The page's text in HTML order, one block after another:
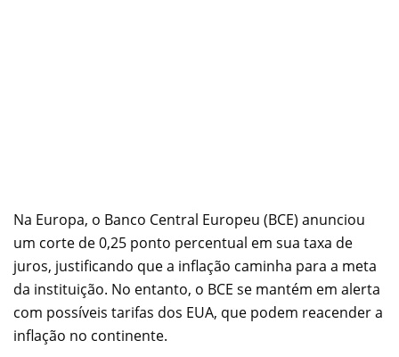
Na Europa, o Banco Central Europeu (BCE) anunciou
um corte de 0,25 ponto percentual em sua taxa de
juros, justificando que a inflação caminha para a meta
da instituição. No entanto, o BCE se mantém em alerta
com possíveis tarifas dos EUA, que podem reacender a
inflação no continente.